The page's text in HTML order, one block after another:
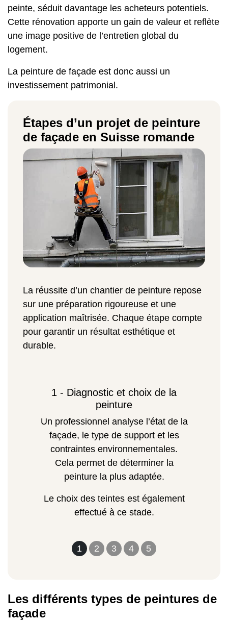
peinte, séduit davantage les acheteurs potentiels.
Cette rénovation apporte un gain de valeur et reflète
une image positive de l’entretien global du
logement.
La peinture de façade est donc aussi un
investissement patrimonial.
Étapes d’un projet de peinture
de façade en Suisse romande
La réussite d’un chantier de peinture repose
sur une préparation rigoureuse et une
application maîtrisée. Chaque étape compte
pour garantir un résultat esthétique et
durable.
1 2 3 4 5
1 - Diagnostic et choix de la
peinture
Un professionnel analyse l’état de la
façade, le type de support et les
contraintes environnementales.
Cela permet de déterminer la
peinture la plus adaptée.
Le choix des teintes est également
effectué à ce stade.
Les différents types de peintures de
façade